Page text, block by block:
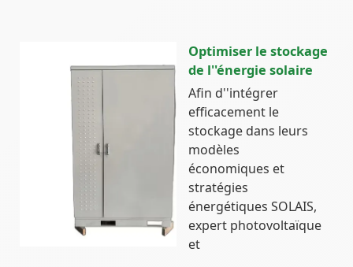
Optimiser le stockage
de l''énergie solaire
Afin d''intégrer
efficacement le
stockage dans leurs
modèles
économiques et
stratégies
énergétiques SOLAIS,
expert photovoltaïque
et